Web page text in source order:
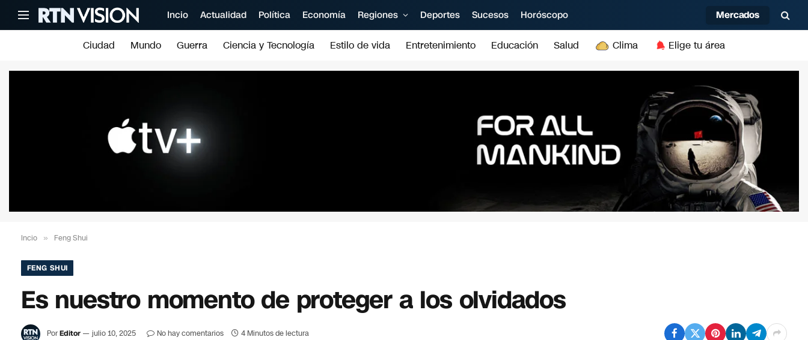
Incio Actualidad Política Economía Regiones Deportes Sucesos Horóscopo Mercados
Ciudad Mundo Guerra Ciencia y Tecnología Estilo de vida Entretenimiento Educación Salud Clima Elige tu área
Incio » Feng Shui
FENG SHUI
Es nuestro momento de proteger a los olvidados
PorEditor julio 10, 2025 No hay comentarios 4 Minutos de lectura